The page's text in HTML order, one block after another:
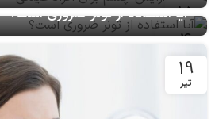
15
آذر
04
اردیبهشت
آیا استفاده از تونر ضروری است؟
19
تیر